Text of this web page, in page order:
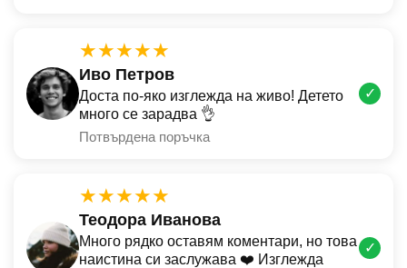
★★★★★
Иво Петров
Доста по-яко изглежда на живо! Детето
много се зарадва 👌
Потвърдена поръчка
✓
★★★★★
Теодора Иванова
Много рядко оставям коментари, но това
наистина си заслужава ❤️ Изглежда
✓